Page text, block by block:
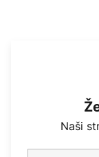
Naši